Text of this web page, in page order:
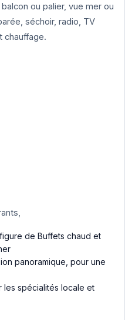
ou palier, vue mer ou
séchoir, radio, TV
chauffage.
de Buffets chaud et
panoramique, pour une
les spécialités locale et